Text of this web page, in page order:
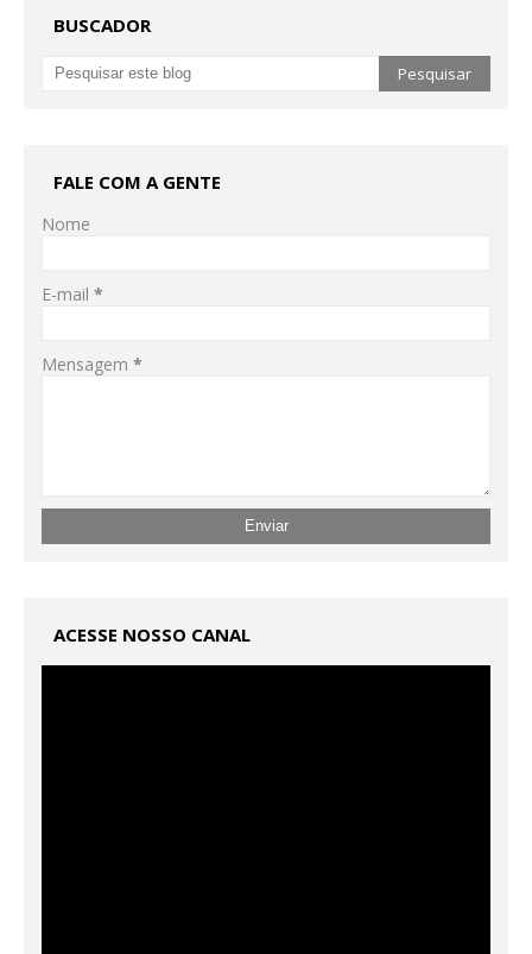
BUSCADOR
FALE COM A GENTE
Nome
E-mail *
Mensagem *
ACESSE NOSSO CANAL